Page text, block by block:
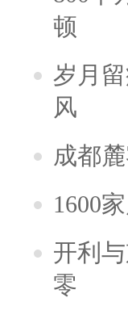
顿
岁月
风
成都
1600
开利
零